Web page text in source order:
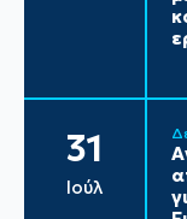
31
Ιούλ